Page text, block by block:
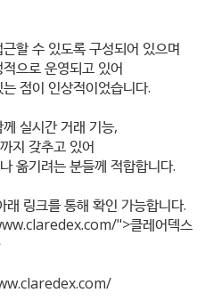
할 수 있도록 구성되어 있으며
으로 운영되고 있어
점이 인상적이었습니다.
실시간 거래 기능,
지 갖추고 있어
옮기려는 분들께 적합합니다.
래 링크를 통해 확인 가능합니다.
">클레어덱스